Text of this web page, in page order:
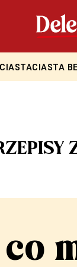
CIASTA